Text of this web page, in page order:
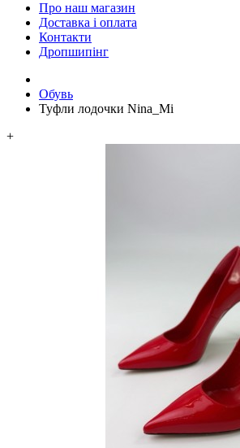
Про наш магазин
Доставка і оплата
Контакти
Дропшипінг
Обувь
Туфли лодочки Nina_Mi
+